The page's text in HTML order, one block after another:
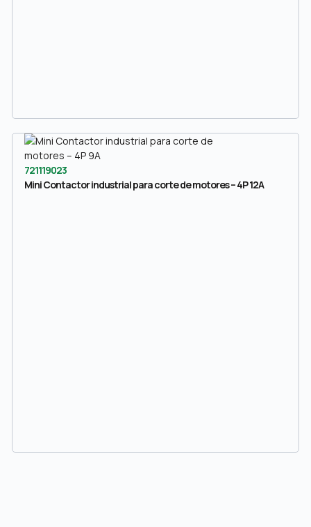
721119023
Mini Contactor industrial para corte de motores – 4P 12A